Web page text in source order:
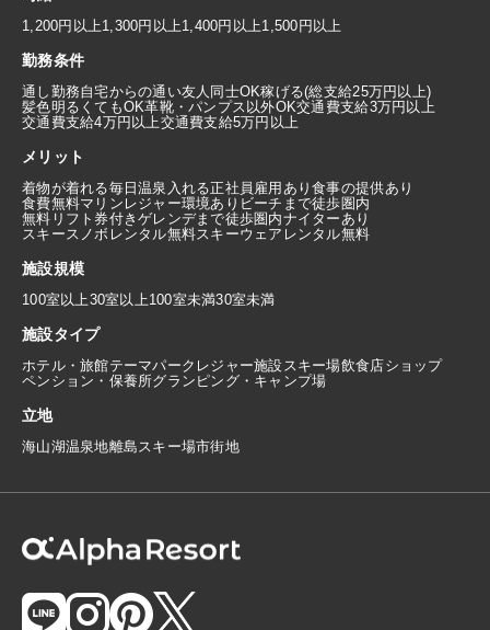
1,200円以上1,300円以上1,400円以上1,500円以上
勤務条件
通し勤務自宅からの通い友人同士OK稼げる(総支給25万円以上)
髪色明るくてもOK革靴・パンプス以外OK交通費支給3万円以上
交通費支給4万円以上交通費支給5万円以上
メリット
着物が着れる毎日温泉入れる正社員雇用あり食事の提供あり
食費無料マリンレジャー環境あり ビーチまで徒歩圏内
無料リフト券付きゲレンデまで徒歩圏内ナイターあり
スキースノボレンタル無料スキーウェアレンタル無料
施設規模
100室以上30室以上100室未満30室未満
施設タイプ
ホテル・旅館テーマパーク レジャー施設 スキー場飲食店ショップ
ペンション・保養所グランピング・キャンプ場
立地
海山湖温泉地離島 スキー場市街地